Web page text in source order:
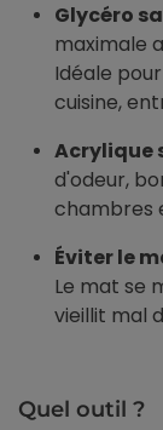
Glycéro
maximale
Idéale
cuisine,
Acrylique
d'odeur,
chambres
Éviter le
Le mat se
vieillit mal
Quel outil ?